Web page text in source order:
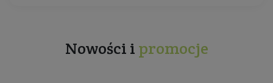
Nowości i promocje